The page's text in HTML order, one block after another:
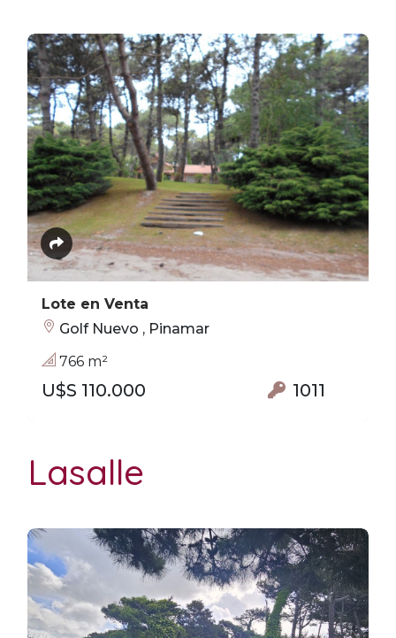
Lote en Venta
Golf Nuevo , Pinamar
766 m²
U$S 110.000 1011
Lasalle